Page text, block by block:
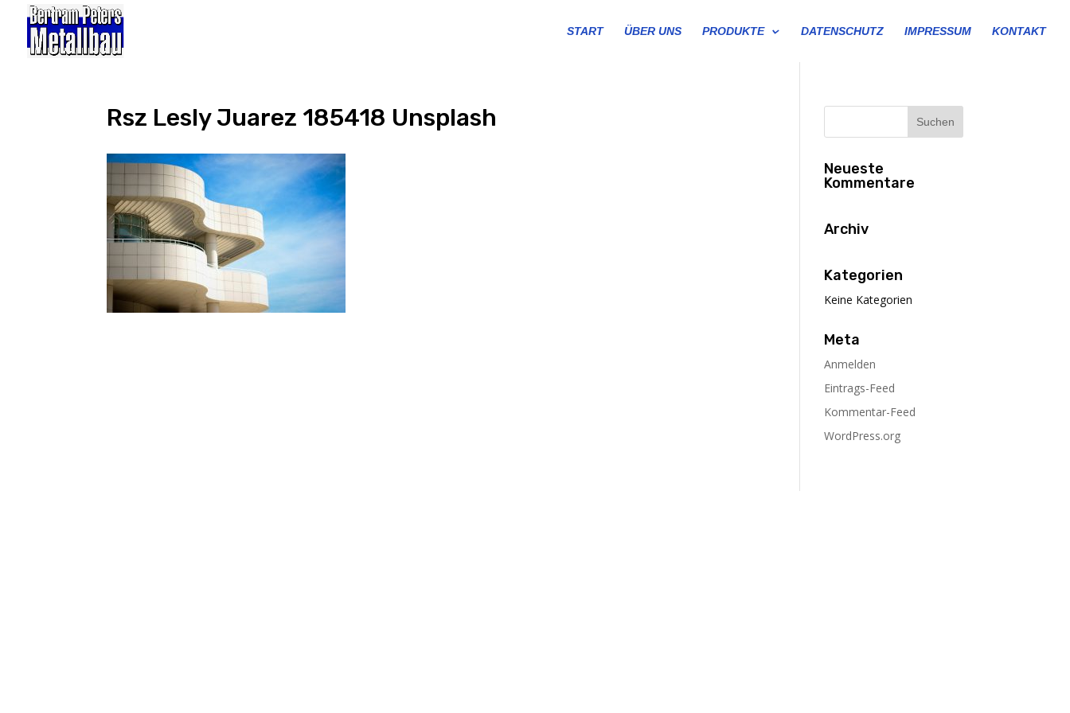
START ÜBER UNS PRODUKTE DATENSCHUTZ IMPRESSUM KONTAKT
Rsz Lesly Juarez 185418 Unsplash
Neueste
Kommentare
Archiv
Kategorien
Keine Kategorien
Meta
Anmelden
Eintrags-Feed
Kommentar-Feed
WordPress.org